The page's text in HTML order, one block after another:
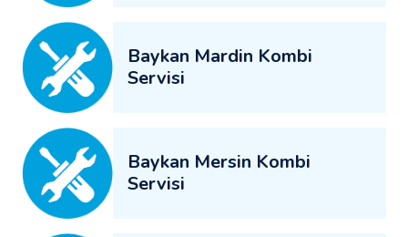
Baykan Mardin Kombi
Servisi
Baykan Mersin Kombi
Servisi